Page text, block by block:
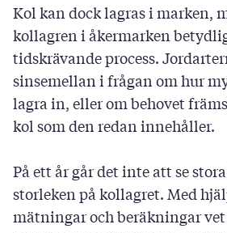
Kol kan dock lagras i marken,
kollagren i åkermarken
tidskrävande process.
sinsemellan i frågan om hur
lagra in, eller om behovet
kol som den redan innehåller.
På ett år går det inte att se
storleken på kollagret. Med
mätningar och beräkningar